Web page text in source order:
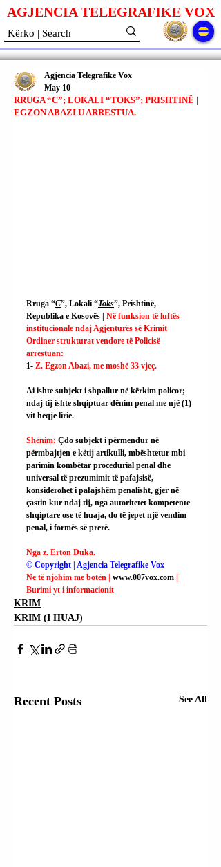
AGJENCIA TELEGRAFIKE VOX
RRUGA “C”; LOKALI “TOKS”; PRISHTINË |
EGZON ABAZI U ARRESTUA.
Agjencia Telegrafike Vox
May 10
Rruga “C”, Lokali “Toks”, Prishtinë,
Republika e Kosovës | Në funksion të luftës
institucionale ndaj Agjenturës së Krimit
Ordiner strukturat vendore të Policisë
arrestuan:
1- Z. Egzon Abazi, me moshë 33 vjeç.
Ai ishte subjekt i shpallur në kërkim policor;
ndaj tij ishte shqiptuar dënim penal me një (1)
vit heqje lirie.
Shënim: Çdo subjekt i përmendur në
përmbajtjen e këtij artikulli, mbështetur mbi
parimin kombëtar procedurial penal dhe
universal të prezumimit të pafajsisë,
konsiderohet i pafajshëm penalisht, gjer në
çastin kur ndaj tij, nga autoritetet kompetente
shqiptare ose të huaja, do të jepet një vendim
penal, i formës së prerë.
Nga z. Erton Duka.
© Copyright | Agjencia Telegrafike Vox
Ne të njohim me botën | www.007vox.com
Burimi yt i informacionit
KRIM
KRIM (I HUAJ)
Recent Posts See All